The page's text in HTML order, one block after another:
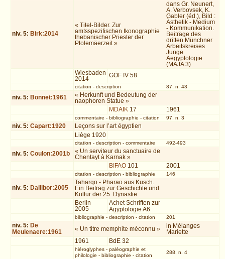
niv. 5: Birk:2014
« Titel-Bilder. Zur
amtsspezifischen Ikonographie
thebanischer Priester der
Ptolemäerzeit »
dans Gr. Neunert,
A. Verbovsek, K.
Gabler (éd.), Bild :
Ästhetik - Medium
- Kommunikation.
Beiträge des
dritten Münchner
Arbeitskreises
Junge
Aegyptologie
(MAJA 3)
Wiesbaden
2014
GÖF IV 58
citation - description 87, n. 43
niv. 5: Bonnet:1961
« Herkunft und Bedeutung der
naophoren Statue »
MDAIK 17 1961
commentaire - bibliographie - citation 97, n. 3
niv. 5:Capart:1920
Leçons sur l’art égyptien
Liège 1920
citation - description - commentaire 492-493
niv. 5:Coulon:2001b
« Un serviteur du sanctuaire de
Chentayt à Karnak »
BIFAO 101 2001
citation - description - bibliographie 146
niv. 5: Dallibor:2005
Taharqo - Pharao aus Kusch.
Ein Beitrag zur Geschichte und
Kultur der 25. Dynastie
Berlin
2005
Achet Schriften zur
Ägyptologie A6
bibliographie - description - citation 201
niv. 5: De
Meulenaere:1961
« Un titre memphite méconnu »
in Mélanges
Mariette
1961
BdE 32
hiéroglyphes- paléographie et
philologie - bibliographie - citation
288, n. 4